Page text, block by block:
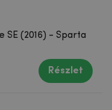
SE (2016) - Sparta
Részlet